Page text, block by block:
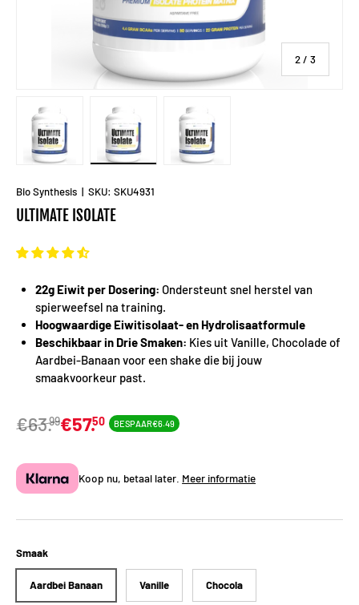
2/ van
3
Bio Synthesis | SKU: SKU4931
ULTIMATE ISOLATE
22g Eiwit per Dosering: Ondersteunt snel herstel van
spierweefsel na training.
Hoogwaardige Eiwitisolaat- en Hydrolisaatformule
Beschikbaar in Drie Smaken: Kies uit Vanille, Chocolade of
Aardbei-Banaan voor een shake die bij jouw
smaakvoorkeur past.
€63.99€57.50 BESPAAR€6.49
Koop nu, betaal later. Meer informatie
Smaak
Aardbei Banaan Vanille Chocola